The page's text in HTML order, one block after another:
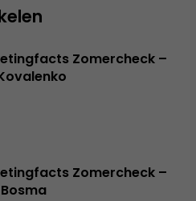
Zomercheck –
Zomercheck –